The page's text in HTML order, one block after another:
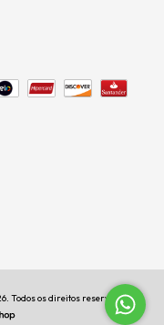
Todos os direitos reservados.